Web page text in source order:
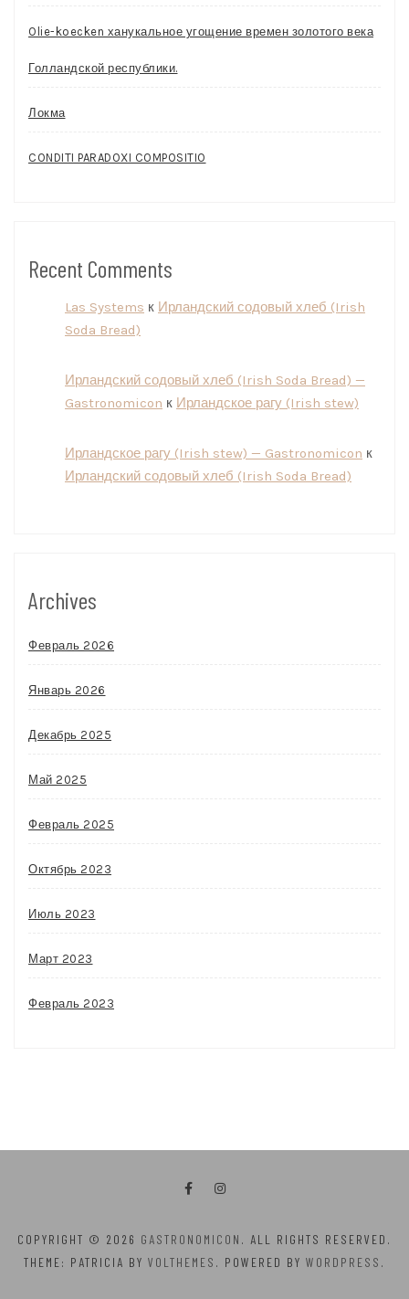
Olie-koecken ханукальное угощение времен золотого века
Голландской республики.
Локма
CONDITI PARADOXI COMPOSITIO
Recent Comments
Las Systems к Ирландский содовый хлеб (Irish
Soda Bread)
Ирландский содовый хлеб (Irish Soda Bread) —
Gastronomicon к Ирландское рагу (Irish stew)
Ирландское рагу (Irish stew) — Gastronomicon к
Ирландский содовый хлеб (Irish Soda Bread)
Archives
Февраль 2026
Январь 2026
Декабрь 2025
Май 2025
Февраль 2025
Октябрь 2023
Июль 2023
Март 2023
Февраль 2023
COPYRIGHT © 2026 GASTRONOMICON . ALL RIGHTS RESERVED.
THEME: PATRICIA BY VOLTHEMES . POWERED BY WORDPRESS .